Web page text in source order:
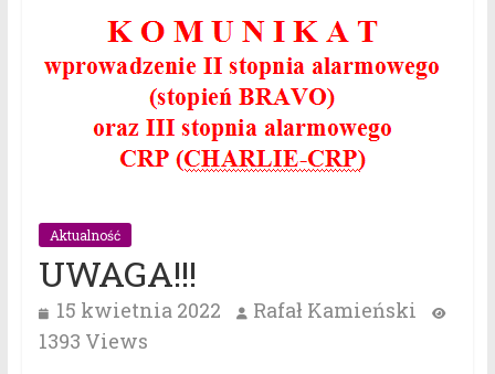
Aktualność
UWAGA!!!
15 kwietnia 2022
Rafał Kamieński
1393 Views